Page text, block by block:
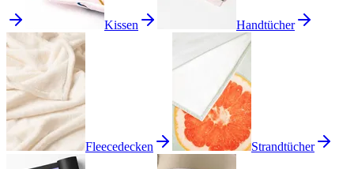
Kissen Handtücher
Fleecedecken Strandtücher